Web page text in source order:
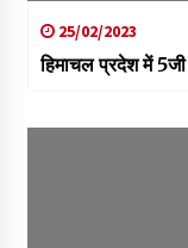
25/02/2023
हिमाचल प्रदेश में